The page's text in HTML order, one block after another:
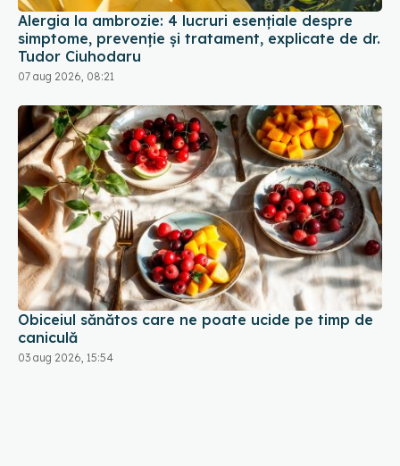
07 aug 2026, 08:21
Obiceiul sănătos care ne poate ucide pe timp de
caniculă
03 aug 2026, 15:54